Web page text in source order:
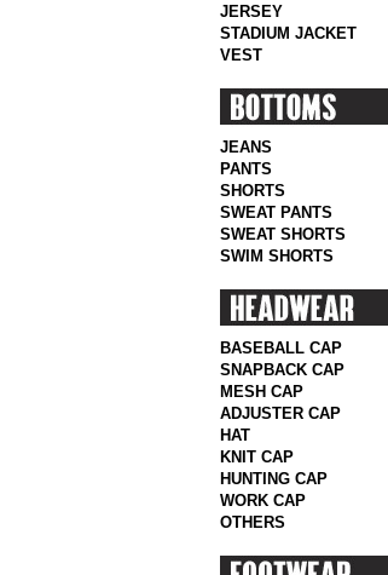
JERSEY
STADIUM JACKET
VEST
JEANS
PANTS
SHORTS
SWEAT PANTS
SWEAT SHORTS
SWIM SHORTS
BASEBALL CAP
SNAPBACK CAP
MESH CAP
ADJUSTER CAP
HAT
KNIT CAP
HUNTING CAP
WORK CAP
OTHERS